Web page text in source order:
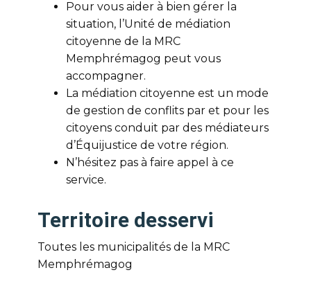
Pour vous aider à bien gérer la
situation, l’Unité de médiation
citoyenne de la MRC
Memphrémagog peut vous
accompagner.
La médiation citoyenne est un mode
de gestion de conflits par et pour les
citoyens conduit par des médiateurs
d’Équijustice de votre région.
N’hésitez pas à faire appel à ce
service.
Territoire desservi
Toutes les municipalités de la MRC
Memphrémagog